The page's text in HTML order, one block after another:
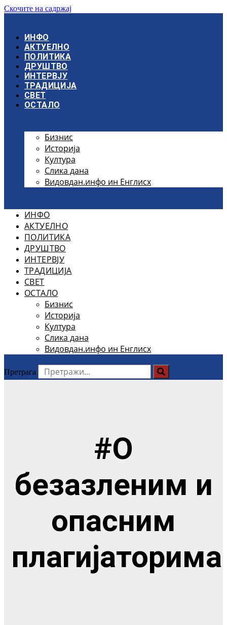
Скочите на садржај
ИНФО
АКТУЕЛНО
ПОЛИТИКА
ДРУШТВО
ИНТЕРВЈУ
ТРАДИЦИЈА
СВЕТ
ОСТАЛО
Бизнис
Историја
Култура
Слика дана
Видовдан.инфо ин Енглисх
ИНФО
АКТУЕЛНО
ПОЛИТИКА
ДРУШТВО
ИНТЕРВЈУ
ТРАДИЦИЈА
СВЕТ
ОСТАЛО
Бизнис
Историја
Култура
Слика дана
Видовдан.инфо ин Енглисх
Претрага
#О
безазленим и
опасним
плагијаторима